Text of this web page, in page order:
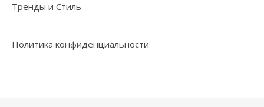
Тренды и Стиль
Политика конфиденциальности